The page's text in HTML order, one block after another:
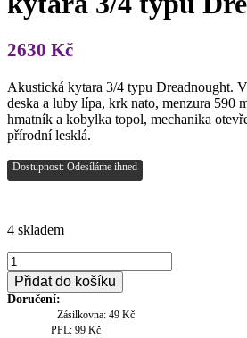
2630 Kč
Akustická kytara 3/4 typu Dreadnought.
deska a luby lípa, krk nato, menzura 590
hmatník a kobylka topol, mechanika
přírodní lesklá.
Dostupnost: Odesíláme ihned
4 skladem
Stagg
SA20D
3/4
N,
akustická
Přidat do košíku
Doručení:
Zásilkovna: 49 Kč
PPL: 99 Kč